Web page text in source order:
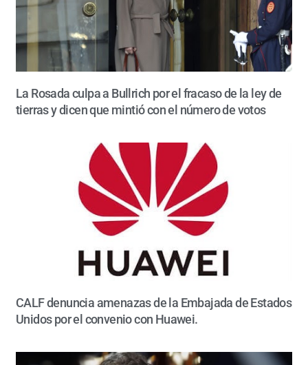
La Rosada culpa a Bullrich por el fracaso de la ley de
tierras y dicen que mintió con el número de votos
CALF denuncia amenazas de la Embajada de Estados
Unidos por el convenio con Huawei.